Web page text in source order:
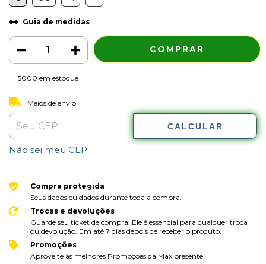
Guia de medidas
5000 em estoque
Entregas para o CEP:
Meios de envio
CALCULAR
Não sei meu CEP
Compra protegida
Seus dados cuidados durante toda a compra.
Trocas e devoluções
Guarde seu ticket de compra: Ele é essencial para qualquer troca
ou devolução. Em até 7 dias depois de receber o produto.
Promoções
Aproveite as melhores Promoçoes da Maxipresente!